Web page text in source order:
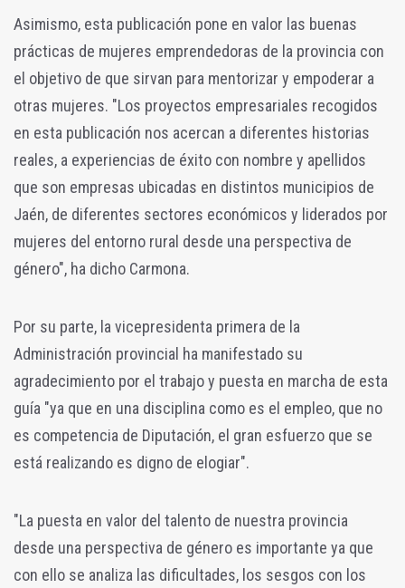
Asimismo, esta publicación pone en valor las buenas
prácticas de mujeres emprendedoras de la provincia con
el objetivo de que sirvan para mentorizar y empoderar a
otras mujeres. "Los proyectos empresariales recogidos
en esta publicación nos acercan a diferentes historias
reales, a experiencias de éxito con nombre y apellidos
que son empresas ubicadas en distintos municipios de
Jaén, de diferentes sectores económicos y liderados por
mujeres del entorno rural desde una perspectiva de
género", ha dicho Carmona.
Por su parte, la vicepresidenta primera de la
Administración provincial ha manifestado su
agradecimiento por el trabajo y puesta en marcha de esta
guía "ya que en una disciplina como es el empleo, que no
es competencia de Diputación, el gran esfuerzo que se
está realizando es digno de elogiar".
"La puesta en valor del talento de nuestra provincia
desde una perspectiva de género es importante ya que
con ello se analiza las dificultades, los sesgos con los